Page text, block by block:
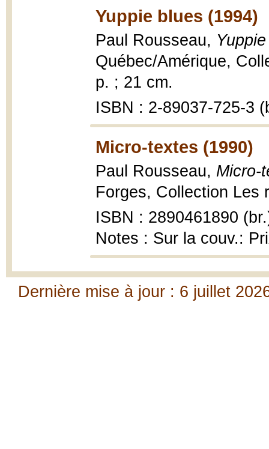
Yuppie blues (1994)
Paul Rousseau,
Québec/Amérique,
p. ; 21 cm.
ISBN : 2-89037-725-3
Micro-textes (1990)
Paul Rousseau, Micro-
Forges, Collection Les
ISBN : 2890461890
Notes : Sur la couv.:
Dernière mise à jour : 6 juillet